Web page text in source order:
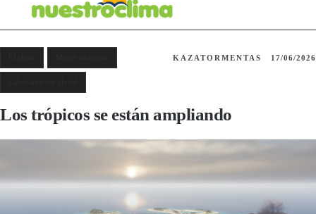
KAZATORMENTAS 17/06/2026
Los trópicos se están ampliando